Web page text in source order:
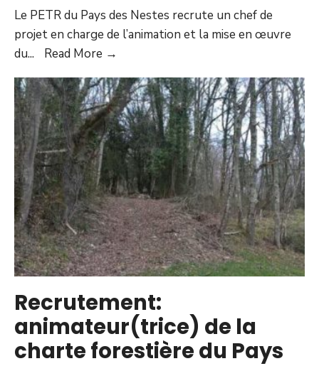
Le PETR du Pays des Nestes recrute un chef de
projet en charge de l’animation et la mise en œuvre
du... Read More →
Recrutement:
animateur(trice) de la
charte forestière du Pays